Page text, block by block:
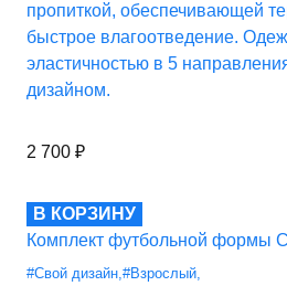
пропиткой, обеспечивающей
быстрое влагоотведение.
эластичностью в 5
дизайном.
2 700 ₽
В КОРЗИНУ
Комплект футбольной формы
#Свой дизайн,#Взрослый,